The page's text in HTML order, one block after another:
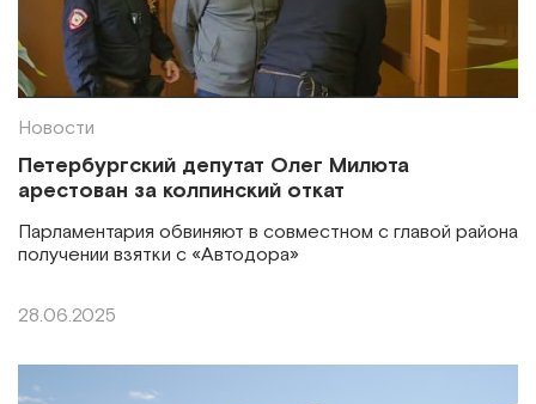
Новости
Петербургский депутат Олег Милюта
арестован за колпинский откат
Парламентария обвиняют в совместном с главой района
получении взятки с «Автодора»
28.06.2025